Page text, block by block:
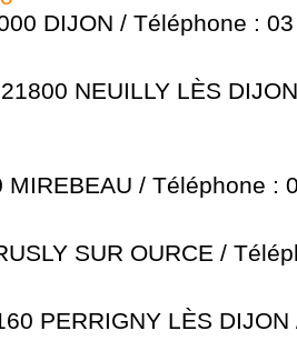
DIJON / Téléphone :
NEUILLY LÈS
MIREBEAU / Téléphone :
SUR OURCE /
PERRIGNY LÈS